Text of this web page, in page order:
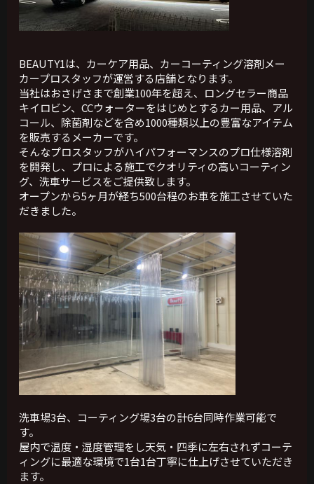
BEAUTY1は、カーケア用品、カーコーティング溶剤メー
カープロスタッフが運営する店舗となります。
当社はおさげさまで創業100年を超え、ロングセラー商品
キイロビン、CCウォーターをはじめとするカー用品、アル
コール、除菌剤などを含め1000種類以上の豊富なアイテム
を販売するメーカーです。
そんなプロスタッフがハイパフォーマンスのプロ仕様溶剤
を開発し、プロによる施工でクオリティの高いコーティン
グ、洗車サービスをご提供致します。
オープンから5ヶ月が経ち500台程のお車を施工させていた
だきました。
洗車場3台、コーティング場3台の計6台同時作業可能で
す。
屋内で温度・湿度管理をし天気・四季に左右されずコーテ
ィングに最適な環境で1台1台丁寧に仕上げさせていただき
ます。